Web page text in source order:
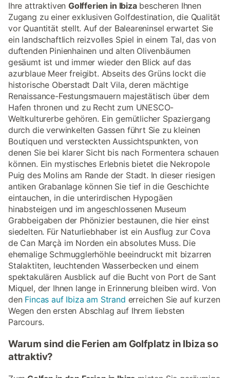
Ihre attraktivenGolfferien in Ibizabescheren Ihnen
Zugang zu einer exklusiven Golfdestination, die Qualität
vor Quantität stellt. Auf der Baleareninsel erwartet Sie
ein landschaftlich reizvolles Spiel in einem Tal, das von
duftenden Pinienhainen und alten Olivenbäumen
gesäumt ist und immer wieder den Blick auf das
azurblaue Meer freigibt. Abseits des Grüns lockt die
historische Oberstadt Dalt Vila, deren mächtige
Renaissance-Festungsmauern majestätisch über dem
Hafen thronen und zu Recht zum UNESCO-
Weltkulturerbe gehören. Ein gemütlicher Spaziergang
durch die verwinkelten Gassen führt Sie zu kleinen
Boutiquen und versteckten Aussichtspunkten, von
denen Sie bei klarer Sicht bis nach Formentera schauen
können. Ein mystisches Erlebnis bietet die Nekropole
Puig des Molins am Rande der Stadt. In dieser riesigen
antiken Grabanlage können Sie tief in die Geschichte
eintauchen, in die unterirdischen Hypogäen
hinabsteigen und im angeschlossenen Museum
Grabbeigaben der Phönizier bestaunen, die hier einst
siedelten. Für Naturliebhaber ist ein Ausflug zur Cova
de Can Marçà im Norden ein absolutes Muss. Die
ehemalige Schmugglerhöhle beeindruckt mit bizarren
Stalaktiten, leuchtenden Wasserbecken und einem
spektakulären Ausblick auf die Bucht von Port de Sant
Miquel, der Ihnen lange in Erinnerung bleiben wird. Von
den Fincas auf Ibiza am Strand erreichen Sie auf kurzen
Wegen den ersten Abschlag auf Ihrem liebsten
Parcours.
Warum sind die Ferien am Golfplatz in Ibiza so
attraktiv?